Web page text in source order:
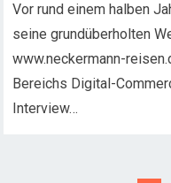
Vor rund einem halben
seine grundüberholten
www.neckermann-
Bereichs Digital-
Interview…